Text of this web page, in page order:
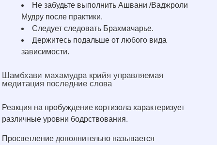
Не забудьте выполнить Ашвани /Ваджроли
Мудру после практики.
Следует следовать Брахмачарье.
Держитесь подальше от любого вида
зависимости.
Шамбхави махамудра крийя управляемая
медитация последние слова
Реакция на пробуждение кортизола характеризует
различные уровни бодрствования.
Просветление дополнительно называется